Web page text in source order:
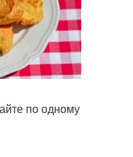
по одному